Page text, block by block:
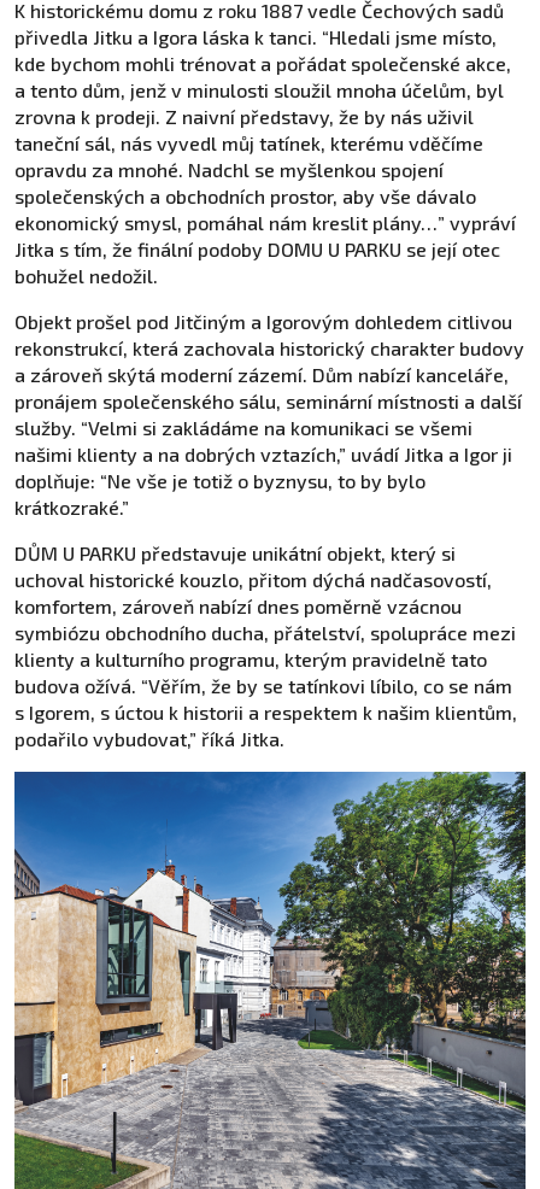
K historickému domu z roku 1887 vedle Čechových sadů
přivedla Jitku a Igora láska k tanci. “Hledali jsme místo,
kde bychom mohli trénovat a pořádat společenské akce,
a tento dům, jenž v minulosti sloužil mnoha účelům, byl
zrovna k prodeji. Z naivní představy, že by nás uživil
taneční sál, nás vyvedl můj tatínek, kterému vděčíme
opravdu za mnohé. Nadchl se myšlenkou spojení
společenských a obchodních prostor, aby vše dávalo
ekonomický smysl, pomáhal nám kreslit plány…” vypráví
Jitka s tím, že finální podoby DOMU U PARKU se její otec
bohužel nedožil.
Objekt prošel pod Jitčiným a Igorovým dohledem citlivou
rekonstrukcí, která zachovala historický charakter budovy
a zároveň skýtá moderní zázemí. Dům nabízí kanceláře,
pronájem společenského sálu, seminární místnosti a další
služby. “Velmi si zakládáme na komunikaci se všemi
našimi klienty a na dobrých vztazích,” uvádí Jitka a Igor ji
doplňuje: “Ne vše je totiž o byznysu, to by bylo
krátkozraké.”
DŮM U PARKU představuje unikátní objekt, který si
uchoval historické kouzlo, přitom dýchá nadčasovostí,
komfortem, zároveň nabízí dnes poměrně vzácnou
symbiózu obchodního ducha, přátelství, spolupráce mezi
klienty a kulturního programu, kterým pravidelně tato
budova ožívá. “Věřím, že by se tatínkovi líbilo, co se nám
s Igorem, s úctou k historii a respektem k našim klientům,
podařilo vybudovat,” říká Jitka.